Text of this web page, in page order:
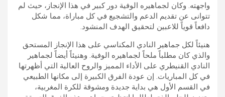
واجهته. وكان لجماهيره الوفية دور كبير في هذا الإنجاز، حيث لم
تتوانى عن تقديم الدعم والتشجيع في كل مباراة، مما شكل
دافعاً قوياً للاعبين لتحقيق الهدف المنشود.
هنيئاً لكل جماهير النادي المكناسي على هذا الإنجاز المستحق
والذي كان مطلباً ملحاً لجماهيره الوفية. وهنيئاً أيضاً لجماهير
النادي القنيطري على الأداء المميز والروح العالية التي أظهرتها
في كل المباريات. إن عودة الفرق الكبيرة إلى مكانها الطبيعي
في القسم الأول هي بداية جديدة ومشوقة للكرة المغربية،